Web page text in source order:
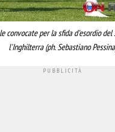
convocate per la sfida d'esordio del
l'Inghilterra (ph. Sebastiano